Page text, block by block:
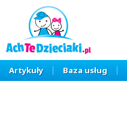
Artykuły Baza usług